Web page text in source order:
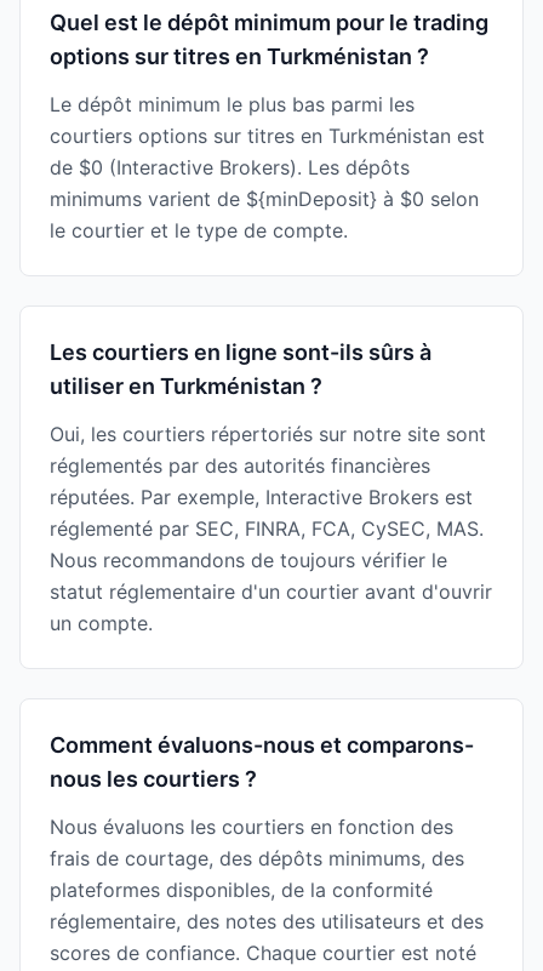
Quel est le dépôt minimum pour le trading
options sur titres en Turkménistan ?
Le dépôt minimum le plus bas parmi les
courtiers options sur titres en Turkménistan est
de $0 (Interactive Brokers). Les dépôts
minimums varient de ${minDeposit} à $0 selon
le courtier et le type de compte.
Les courtiers en ligne sont-ils sûrs à
utiliser en Turkménistan ?
Oui, les courtiers répertoriés sur notre site sont
réglementés par des autorités financières
réputées. Par exemple, Interactive Brokers est
réglementé par SEC, FINRA, FCA, CySEC, MAS.
Nous recommandons de toujours vérifier le
statut réglementaire d'un courtier avant d'ouvrir
un compte.
Comment évaluons-nous et comparons-
nous les courtiers ?
Nous évaluons les courtiers en fonction des
frais de courtage, des dépôts minimums, des
plateformes disponibles, de la conformité
réglementaire, des notes des utilisateurs et des
scores de confiance. Chaque courtier est noté